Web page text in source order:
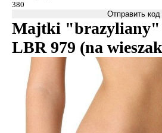
Отправить код
Majtki
LBR 979 (na